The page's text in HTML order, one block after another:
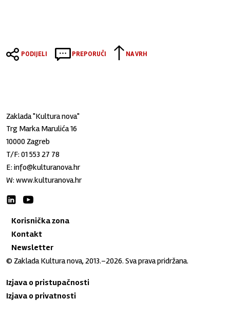
PODIJELI PREPORUČI NA VRH
Zaklada "Kultura nova"
Trg Marka Marulića 16
10000 Zagreb
T/F:01 553 27 78
E:info@kulturanova.hr
W:www.kulturanova.hr
Korisnička zona
Kontakt
Newsletter
© Zaklada Kultura nova, 2013.–2026. Sva prava pridržana.
Izjava o pristupačnosti
Izjava o privatnosti